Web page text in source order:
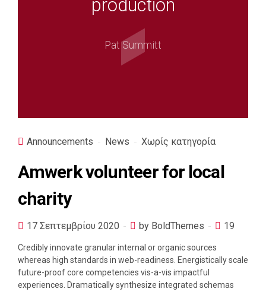
production
Pat Summitt
Announcements News Χωρίς κατηγορία
Amwerk volunteer for local
charity
17 Σεπτεμβρίου 2020 by BoldThemes 19
Credibly innovate granular internal or organic sources
whereas high standards in web-readiness. Energistically scale
future-proof core competencies vis-a-vis impactful
experiences. Dramatically synthesize integrated schemas